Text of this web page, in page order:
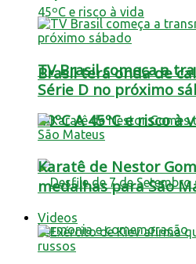
Brasil terá onda de
40ºC A 45ºC e risco à
TV Brasil começa a
Série D no próximo
Karatê de Nestor
medalhas para São
Videos